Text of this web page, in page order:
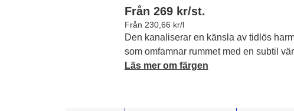
Från 269 kr/st.
Från 230,66 kr/l
Den kanaliserar en känsla av tidlös
som omfamnar rummet med en subtil
Läs mer om färgen